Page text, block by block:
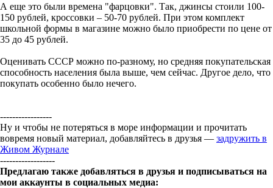
А еще это были времена "фарцовки". Так, джинсы стоили 100-
150 рублей, кроссовки – 50-70 рублей. При этом комплект
школьной формы в магазине можно было приобрести по цене от
35 до 45 рублей.
Оценивать СССР можно по-разному, но средняя покупательская
способность населения была выше, чем сейчас. Другое дело, что
покупать особенно было нечего.
-----------------
Ну и чтобы не потеряться в море информации и прочитать
вовремя новый материал, добавляйтесь в друзья — задружить в
Живом Журнале
------------------
Предлагаю также добавляться в друзья и подписываться на
мои аккаунты в социальных медиа: